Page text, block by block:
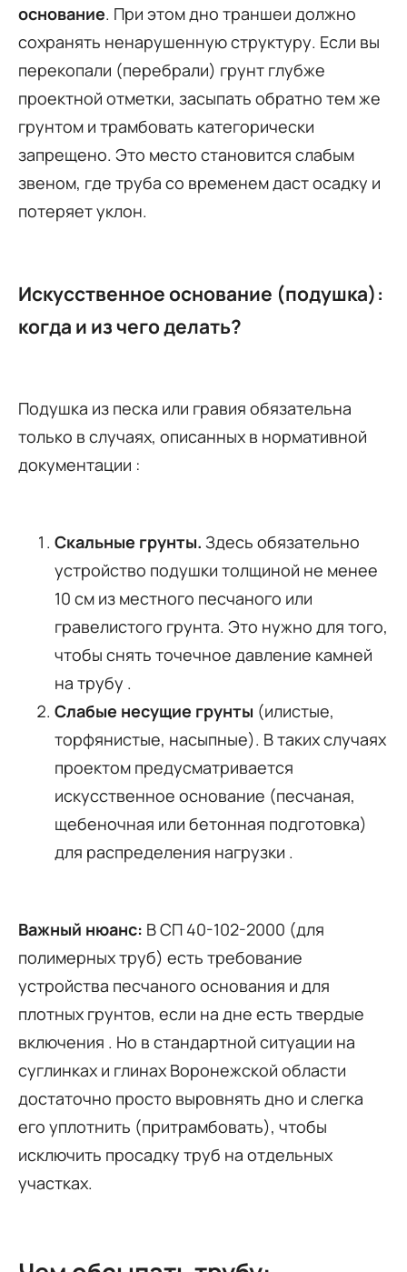
основание. При этом дно траншеи должно
сохранять ненарушенную структуру. Если вы
перекопали (перебрали) грунт глубже
проектной отметки, засыпать обратно тем же
грунтом и трамбовать категорически
запрещено. Это место становится слабым
звеном, где труба со временем даст осадку и
потеряет уклон.
Искусственное основание (подушка):
когда и из чего делать?
Подушка из песка или гравия обязательна
только в случаях, описанных в нормативной
документации :
Скальные грунты. Здесь обязательно
устройство подушки толщиной не менее
10 см из местного песчаного или
гравелистого грунта. Это нужно для того,
чтобы снять точечное давление камней
на трубу .
Слабые несущие грунты (илистые,
торфянистые, насыпные). В таких случаях
проектом предусматривается
искусственное основание (песчаная,
щебеночная или бетонная подготовка)
для распределения нагрузки .
Важный нюанс: В СП 40-102-2000 (для
полимерных труб) есть требование
устройства песчаного основания и для
плотных грунтов, если на дне есть твердые
включения . Но в стандартной ситуации на
суглинках и глинах Воронежской области
достаточно просто выровнять дно и слегка
его уплотнить (притрамбовать), чтобы
исключить просадку труб на отдельных
участках.